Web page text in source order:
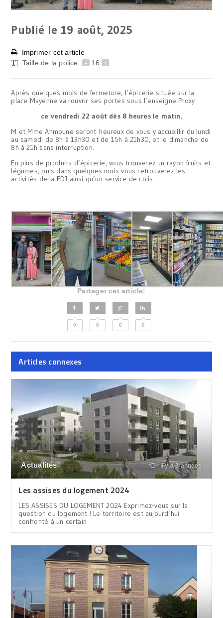
Publié le 19 août, 2025
Imprimer cet article
Taille de la police
- 16 +
Après quelques mois de fermeture, l’épicerie située sur la
place Mayenne va rouvrir ses portes sous l’enseigne Proxy
ce vendredi 22 août dès 8 heures le matin.
M et Mme Ahmoune seront heureux de vous y accueillir du lundi
au samedi de 8h à 13h30 et de 15h à 21h30, et le dimanche de
8h à 21h sans interruption.
En plus de produits d’épicerie, vous trouverez un rayon fruits et
légumes, puis dans quelques mois vous retrouverez les
activités de la FDJ ainsi qu’un service de colis.
Partager cet article:
0 0 0 0
Articles connexes
Actualités il y a 3 années
Les assises du logement 2024
LES ASSISES DU LOGEMENT 2024 Exprimez-vous sur la
question du logement ! Le territoire est aujourd’hui
confronté à un certain